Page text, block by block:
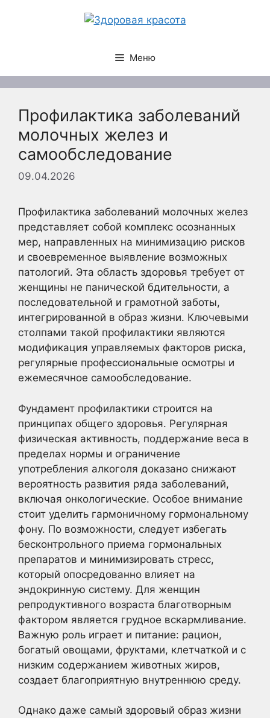
Меню
Профилактика заболеваний
молочных желез и
самообследование
09.04.2026
Профилактика заболеваний молочных желез
представляет собой комплекс осознанных
мер, направленных на минимизацию рисков
и своевременное выявление возможных
патологий. Эта область здоровья требует от
женщины не панической бдительности, а
последовательной и грамотной заботы,
интегрированной в образ жизни. Ключевыми
столпами такой профилактики являются
модификация управляемых факторов риска,
регулярные профессиональные осмотры и
ежемесячное самообследование.
Фундамент профилактики строится на
принципах общего здоровья. Регулярная
физическая активность, поддержание веса в
пределах нормы и ограничение
употребления алкоголя доказано снижают
вероятность развития ряда заболеваний,
включая онкологические. Особое внимание
стоит уделить гармоничному гормональному
фону. По возможности, следует избегать
бесконтрольного приема гормональных
препаратов и минимизировать стресс,
который опосредованно влияет на
эндокринную систему. Для женщин
репродуктивного возраста благотворным
фактором является грудное вскармливание.
Важную роль играет и питание: рацион,
богатый овощами, фруктами, клетчаткой и с
низким содержанием животных жиров,
создает благоприятную внутреннюю среду.
Однако даже самый здоровый образ жизни